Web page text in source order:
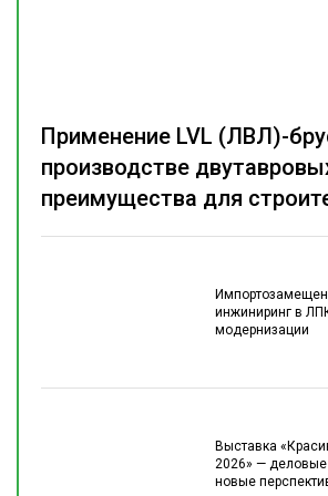
инжиниринг в
модернизации
Выставка
2026» —
новые
Применение LVL (ЛВЛ)-
производстве
преимущества для